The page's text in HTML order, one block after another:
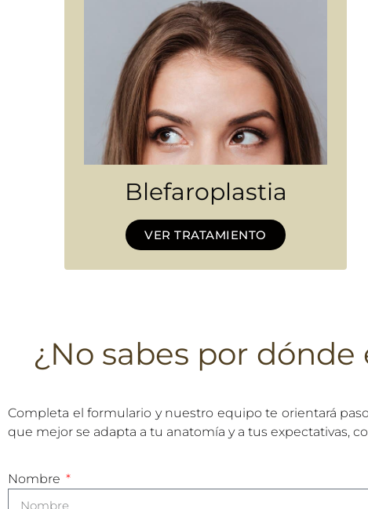
Blefaroplastia
VER TRATAMIENTO
¿No sabes por dónde
Completa el formulario y nuestro equipo te orientará
que mejor se adapta a tu anatomía y a tus expectativas,
Nombre